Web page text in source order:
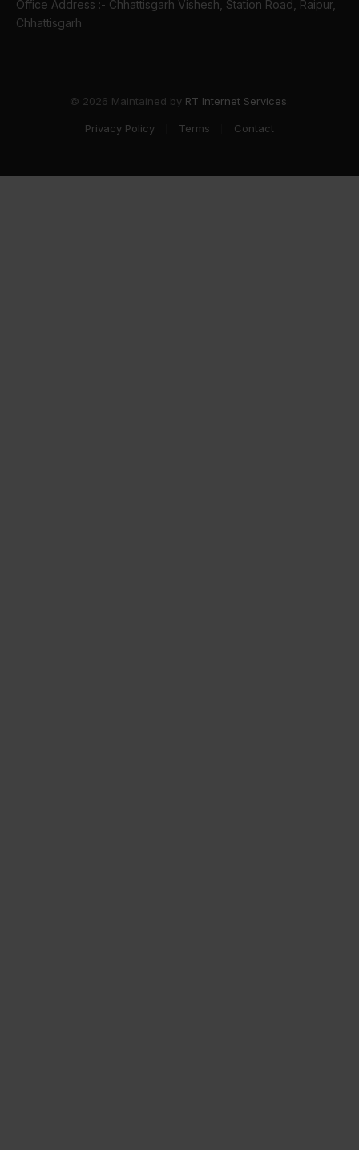
Office Address :- Chhattisgarh Vishesh, Station Road, Raipur,
Chhattisgarh
© 2026 Maintained by RT Internet Services
Privacy Policy Terms Contact